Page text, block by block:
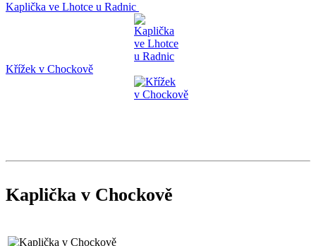
Kaplička ve Lhotce u Radnic
Křížek v Chockově
Kaplička v Chockově